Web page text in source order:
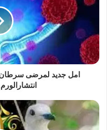
امل جديد لمرضى سرطان
انتشارالورم